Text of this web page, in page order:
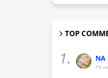
TOP
1. NA
19